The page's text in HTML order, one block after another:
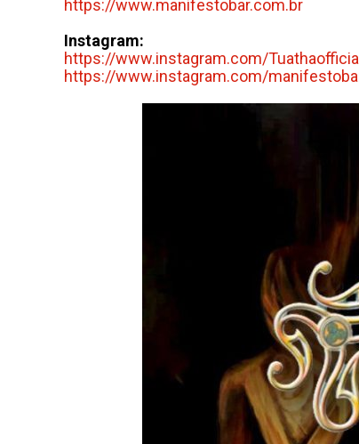
https://www.manifestobar.com.br
Instagram:
https://www.instagram.com/
https://www.instagram.com/